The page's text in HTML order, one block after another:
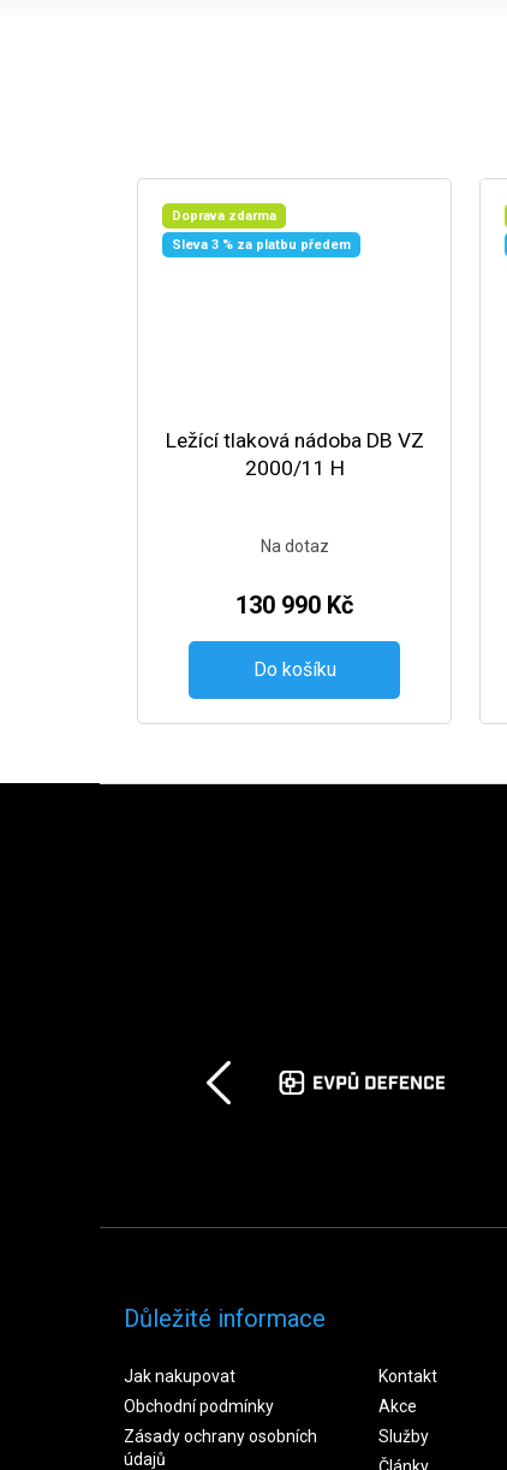
Doprava zdarma
Sleva 3 % za platbu předem
Ležící tlaková nádoba DB VZ
2000/11 H
Na dotaz
130 990 Kč
Do košíku
Důležité informace
Jak nakupovat
Obchodní podmínky
Zásady ochrany osobních
údajů
Kontakt
Akce
Služby
Články